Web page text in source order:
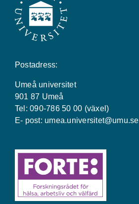
Postadress:
Umeå universitet
901 87 Umeå
Tel: 090-786 50 00 (växel)
E- post: umea.universitet@umu.se